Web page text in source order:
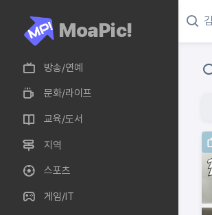
MoaPic!
방송/연예
문화/라이프
교육/도서
지역
스포츠
게임/IT